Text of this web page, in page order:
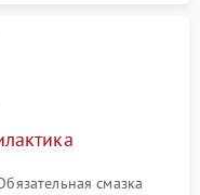
смазка